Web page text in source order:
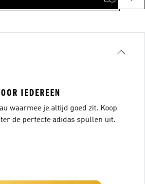
IEDEREEN
waarmee je altijd goed zit. Koop
de perfecte adidas spullen uit.